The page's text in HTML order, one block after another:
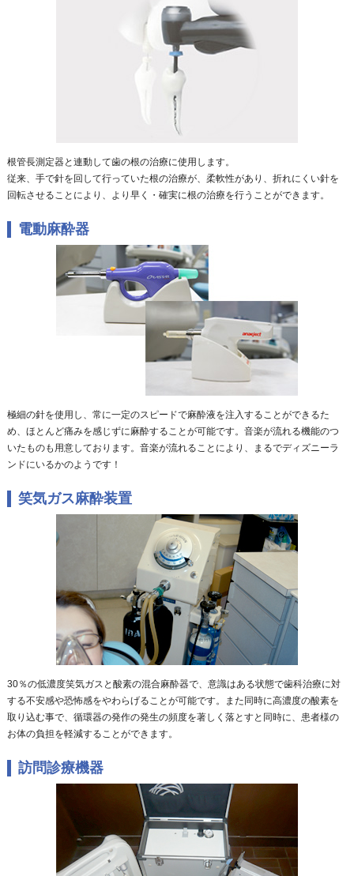
根管長測定器と連動して歯の根の治療に使用します。
従来、手で針を回して行っていた根の治療が、柔軟性があり、折れにくい針を
回転させることにより、より早く・確実に根の治療を行うことができます。
電動麻酔器
極細の針を使用し、常に一定のスピードで麻酔液を注入することができるた
め、ほとんど痛みを感じずに麻酔することが可能です。音楽が流れる機能のつ
いたものも用意しております。音楽が流れることにより、まるでディズニーラ
ンドにいるかのようです！
笑気ガス麻酔装置
30％の低濃度笑気ガスと酸素の混合麻酔器で、意識はある状態で歯科治療に対
する不安感や恐怖感をやわらげることが可能です。また同時に高濃度の酸素を
取り込む事で、循環器の発作の発生の頻度を著しく落とすと同時に、患者様の
お体の負担を軽減することができます。
訪問診療機器